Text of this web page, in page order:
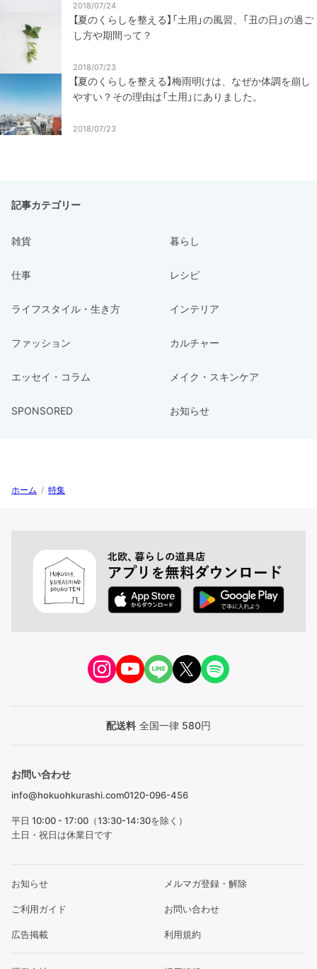
2018/07/24
【夏のくらしを整える】「土用」の風習、「丑の日」の過ご
し方や期間って？
2018/07/23
【夏のくらしを整える】梅雨明けは、なぜか体調を崩し
やすい？その理由は「土用」にありました。
2018/07/23
記事カテゴリー
雑貨 暮らし
仕事 レシピ
ライフスタイル・生き方 インテリア
ファッション カルチャー
エッセイ・コラム メイク・スキンケア
SPONSORED お知らせ
ホーム / 特集
配送料 全国一律 580円
お問い合わせ
info@hokuohkurashi.com0120-096-456
平日 10:00 - 17:00（13:30-14:30を除く）
土日・祝日は休業日です
お知らせ メルマガ登録・解除
ご利用ガイド お問い合わせ
広告掲載 利用規約